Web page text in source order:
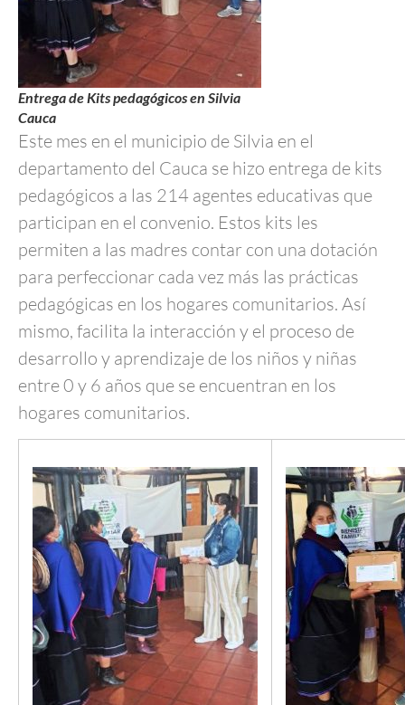
Entrega de Kits pedagógicos en Silvia
Cauca
Este mes en el municipio de Silvia en el
departamento del Cauca se hizo entrega de kits
pedagógicos a las 214 agentes educativas que
participan en el convenio. Estos kits les
permiten a las madres contar con una dotación
para perfeccionar cada vez más las prácticas
pedagógicas en los hogares comunitarios. Así
mismo, facilita la interacción y el proceso de
desarrollo y aprendizaje de los niños y niñas
entre 0 y 6 años que se encuentran en los
hogares comunitarios.